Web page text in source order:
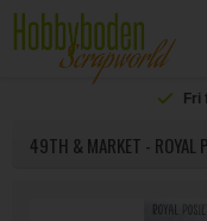
Fri
49TH & MARKET - ROYAL